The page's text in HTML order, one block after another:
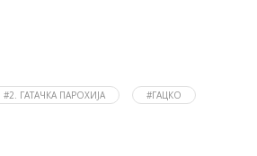
#2. ГАТАЧКА ПАРОХИЈА #ГАЦКО